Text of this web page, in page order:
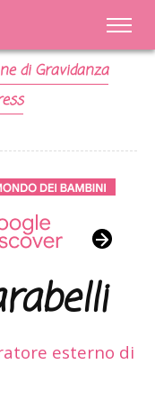
di Gravidanza
esterno di